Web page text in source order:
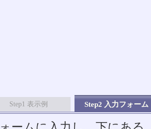
Step1 表示例 Step2 入力フォーム